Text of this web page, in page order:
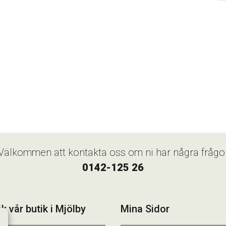
att kontakta oss om ni har några
0142-125 26
vår butik i Mjölby Mina Sidor